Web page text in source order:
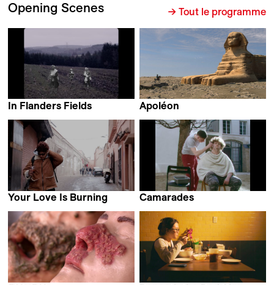
Opening Scenes → Tout le programme
In Flanders Fields
Apoléon
Your Love Is Burning
Camarades